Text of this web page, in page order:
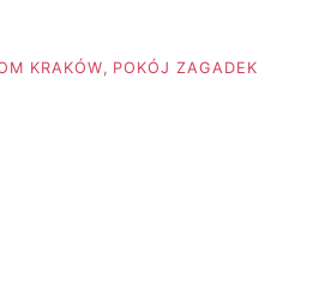
KRAKÓW
POKÓJ ZAGADEK